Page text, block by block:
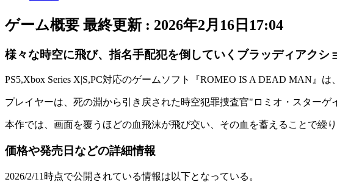
ゲーム概要 最終更新 : 2026年2月16日17:04
様々な時空に飛び、指名手配犯を倒していくブラッディアクシ
PS5,Xbox Series X|S,PC対応のゲームソフト『ROMEO IS A DEAD MAN』は
プレイヤーは、死の淵から引き戻された時空犯罪捜査官" ロミオ・スターゲ
本作では、 画面を覆うほどの血飛沫が飛び交い、その血を蓄えることで繰
価格や発売日などの詳細情報
2026/2/11時点で公開されている情報は以下となっている。